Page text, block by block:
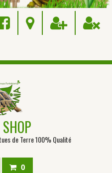
de Terre 100% Qualité
0